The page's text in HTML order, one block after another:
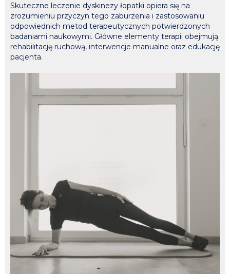
Skuteczne leczenie dyskinezy łopatki opiera się na
zrozumieniu przyczyn tego zaburzenia i zastosowaniu
odpowiednich metod terapeutycznych potwierdzonych
badaniami naukowymi. Główne elementy terapii obejmują
rehabilitację ruchową, interwencje manualne oraz edukację
pacjenta.